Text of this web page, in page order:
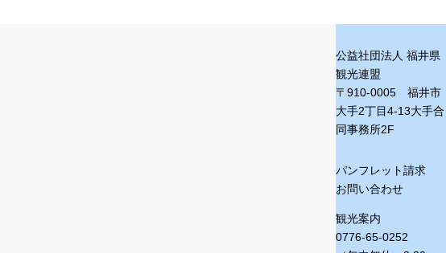
公益社団法人 福井県
観光連盟
〒910-0005 福井市
大手2丁目4-13大手合
同事務所2F
パンフレット請求
お問い合わせ
観光案内
0776-65-0252